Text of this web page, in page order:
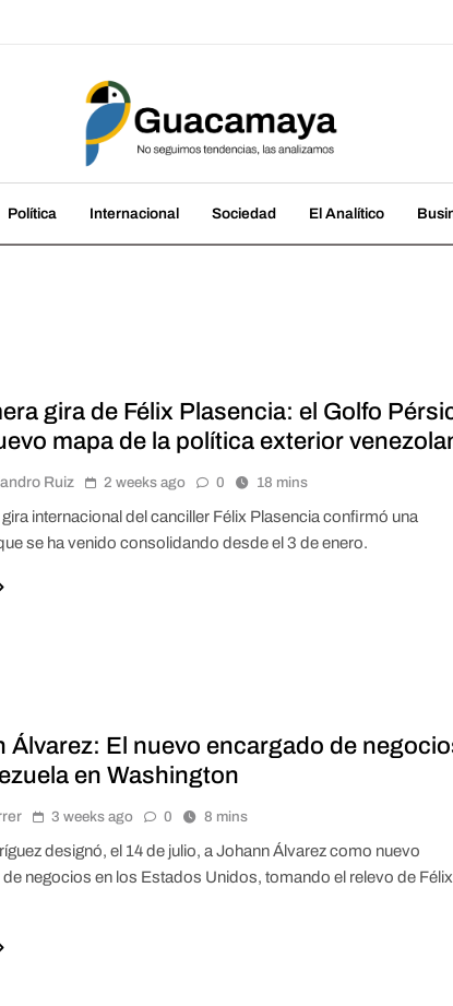
Política Internacional Sociedad El Analítico
gira de Félix Plasencia: el Golfo
mapa de la política exterior
Ruiz 2 weeks ago 0 18 mins
internacional del canciller Félix Plasencia confirmó una
se ha venido consolidando desde el 3 de enero.
Álvarez: El nuevo encargado de
en Washington
3 weeks ago 0 8 mins
designó, el 14 de julio, a Johann Álvarez como nuevo
negocios en los Estados Unidos, tomando el relevo de Félix